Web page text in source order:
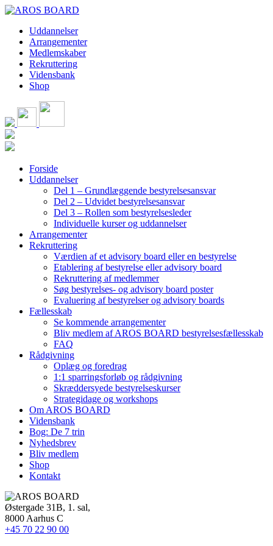
Skip
contentUddannelser
Arrangementer
Medlemskaber
Rekruttering
Vidensbank
Shop
Forside
Uddannelser
Del 1 – Grundlæggende bestyrelsesansvar
Del 2 – Udvidet bestyrelsesansvar
Del 3 – Rollen som bestyrelsesleder
Individuelle kurser og uddannelser
Arrangementer
Rekruttering
Værdien af et advisory board eller en bestyrelse
Etablering af bestyrelse eller advisory board
Rekruttering af medlemmer
Søg bestyrelses- og advisory board poster
Evaluering af bestyrelser og advisory boards
Fællesskab
Se kommende arrangementer
Bliv medlem af AROS BOARD bestyrelsesfællesskab
FAQ
Rådgivning
Oplæg og foredrag
1:1 sparringsforløb og rådgivning
Skræddersyede bestyrelseskurser
Strategidage og workshops
Om AROS BOARD
Vidensbank
Bog: De 7 trin
Nyhedsbrev
Bliv medlem
Shop
Kontakt
Østergade 31B, 1. sal,
8000 Aarhus C
+45 70 22 90 00